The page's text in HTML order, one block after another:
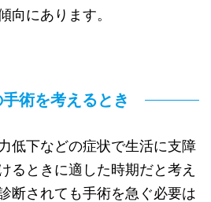
向にあります。
術を考えるとき
低下などの症状で生活に支障
るときに適した時期だと考え
断されても手術を急ぐ必要は